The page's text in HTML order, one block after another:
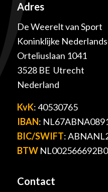
Adres
De Weerelt van Sport
Koninklijke
Orteliuslaan 1041
3528 BE Utrecht
Nederland
KvK: 40530765
IBAN:
BIC/SWIFT:
BTW
Contact